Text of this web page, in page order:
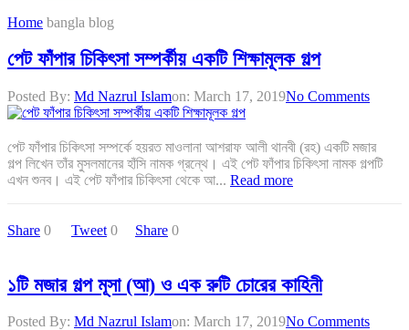
Home bangla blog
পেট ফাঁপার চিকিৎসা সম্পর্কীয় একটি শিক্ষামূলক গল্প
Posted By: Md Nazrul Islamon: March 17, 2019No Comments
পেট ফাঁপার চিকিৎসা সম্পর্কে হয়রত মাওলানা আশরাফ আলী থানবী (রহ) একটি মজার
গল্প লিখেন তাঁর মুসলমানের হাঁসি নামক গ্রন্থে। এই পেট ফাঁপার চিকিৎসা নামক গল্পটি
এখন শুনব। এই পেট ফাঁপার চিকিৎসা থেকে আ... Read more
Share 0 Tweet 0 Share 0
১টি মজার গল্প মূসা (আ) ও এক রুটি চোরের কাহিনী
Posted By: Md Nazrul Islamon: March 17, 2019No Comments